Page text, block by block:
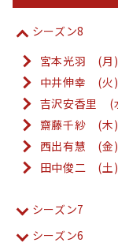
シーズン8
宮本光羽 (月)
中井伸幸 (火)
吉沢安香里 (
齋藤千紗 (木)
西出有慧 (金)
田中俊二 (土)
シーズン7
シーズン6